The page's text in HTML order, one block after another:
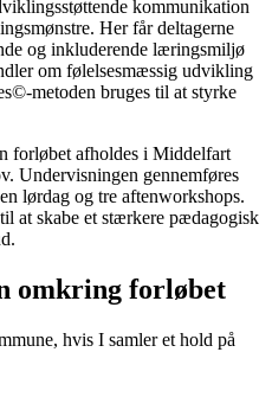
kommunikation
Her får deltagerne
og inkluderende læringsmiljø
om følelsesmæssig udvikling
metoden bruges til at styrke
forløbet afholdes i Middelfart
Undervisningen gennemføres
lørdag og tre aftenworkshops.
at skabe et stærkere pædagogisk
omkring forløbet
hvis I samler et hold på